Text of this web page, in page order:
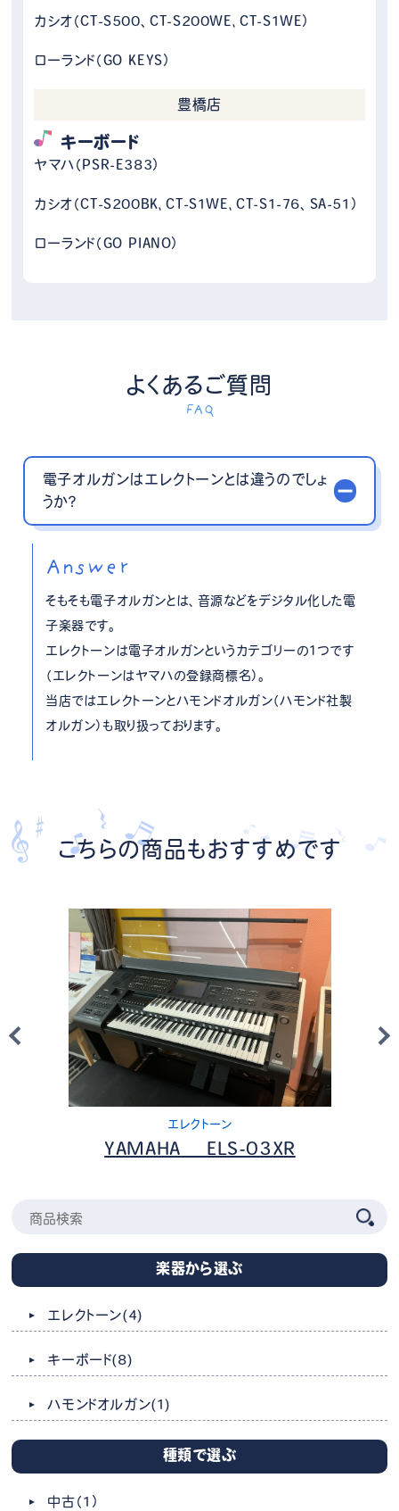
楽器から選ぶ
エレクトーン(4)
キーボード(8)
ハモンドオルガン(1)
種類で選ぶ
中古 （1）
カシオ（CT-S500、CT-S200WE､CT-S1WE）
ローランド（GO KEYS）
豊橋店
キーボード
ヤマハ（PSR-E383）
カシオ（CT-S200BK､CT-S1WE､CT-S1-76、SA-51）
ローランド（GO PIANO）
よくあるご質問
FAQ
電子オルガンはエレクトーンとは違うのでしょ
うか？
Answer
そもそも電子オルガンとは、音源などをデジタル化した電
子楽器です。
エレクトーンは電子オルガンというカテゴリーの1つです
（エレクトーンはヤマハの登録商標名）。
当店ではエレクトーンとハモンドオルガン（ハモンド社製
オルガン）も取り扱っております。
こちらの商品もおすすめです
エレクトーン
YAMAHA ELS-03XR